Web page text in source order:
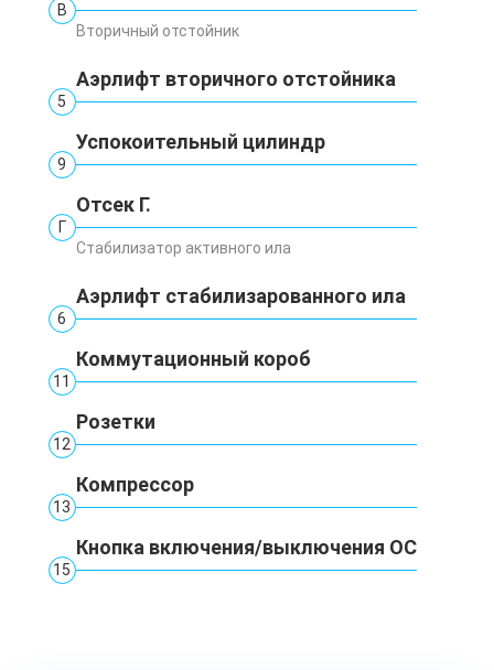
В
Вторичный отстойник
Аэрлифт вторичного отстойника
5
Успокоительный цилиндр
9
Отсек Г.
Г
Стабилизатор активного ила
Аэрлифт стабилизарованного ила
6
Коммутационный короб
11
Розетки
12
Компрессор
13
Кнопка включения/выключения ОС
15